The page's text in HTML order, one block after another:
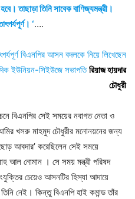
তাছাড়া তিনি সাবেক বাণিজ্যমন্ত্রী।
‘….
বিএনপির আসন বদলকে নিয়ে লিখেছেন
ইউনিয়ন-সিইউজে সভাপতি রিয়াজ হায়দার
চৌধুরী
বিএনপির সেই সময়ের নবাগত নেতা ও
আমির খসরু মাহমুদ চৌধুরীর মনোনয়নের জন্য
আবদার’ করেছিলেন সেই সময়ে
আল নোমান ‌। সে সময় মন্ত্রী পরিষদ
চেয়েও আসনটির হিস্যা আদায়ে
নেই। কিন্তু বিএনপি হাই কমান্ড তাঁর